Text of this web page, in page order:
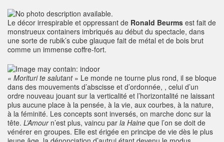
Le décor irrespirable et oppressant de Ronald Beurms est fait de
monstrueux containers imbriqués au début du spectacle, dans
une sorte de rubik’s cube glauque fait de métal et de bois brut
comme un immense coffre-fort.
« Morituri te salutant» Le monde ne tourne plus rond, il se bloque
dans des mouvements d’abscisse et d’ordonnée, , celui d’un
ordre nouveau jouant sur la verticalité et l’horizontalité ne laissant
plus aucune place à la pensée, à la vie, aux courbes, à la nature,
à la féminité. Les concepts sont inversés, on marche donc sur la
tête. L’Amour n’est plus, vaincu par la Haine que l’on se doit de
vénérer en groupes. Elle est érigée en principe de vie dès le plus